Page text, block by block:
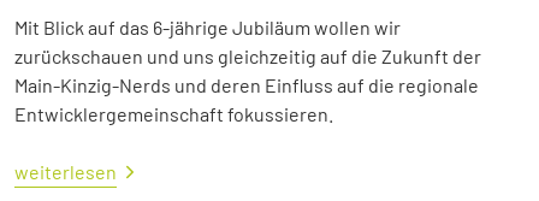
Mit Blick auf das 6-jährige Jubiläum wollen wir
zurückschauen und uns gleichzeitig auf die Zukunft der
Main-Kinzig-Nerds und deren Einfluss auf die regionale
Entwicklergemeinschaft fokussieren.
weiterlesen